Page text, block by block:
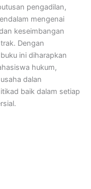
pengadilan,
mengenai
keseimbangan
Dengan
ini diharapkan
hukum,
dalan
baik dalam setiap